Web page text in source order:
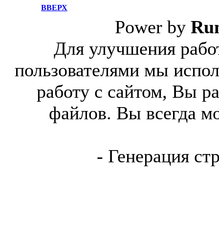
ВВЕРХ
Power by
Для улучшения
пользователями мы
работу с сайтом, Вы
файлов. Вы всегда
- Генерация